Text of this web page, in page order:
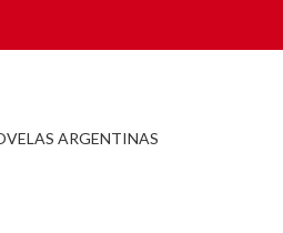
ARGENTINAS